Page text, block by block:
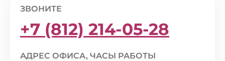
ЗВОНИТЕ
+7 (812) 214-05-28
АДРЕС ОФИСА, ЧАСЫ РАБОТЫ